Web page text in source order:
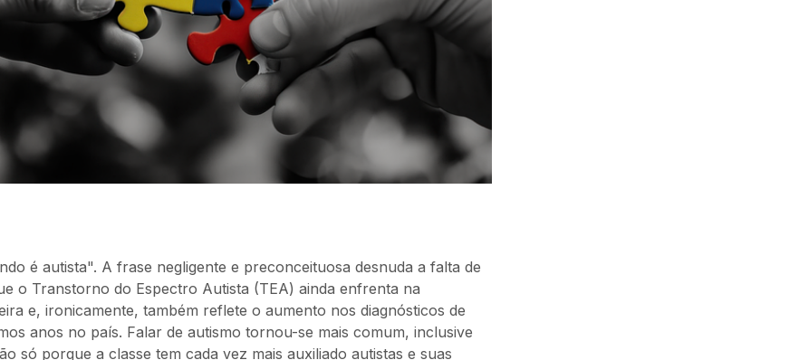
é autista". A frase negligente e preconceituosa desnuda a falta de
o Transtorno do Espectro Autista (TEA) ainda enfrenta na
e, ironicamente, também reflete o aumento nos diagnósticos de
anos no país. Falar de autismo tornou-se mais comum, inclusive
só porque a classe tem cada vez mais auxiliado autistas e suas